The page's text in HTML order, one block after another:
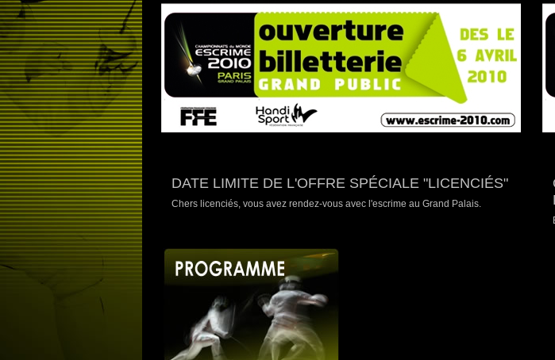
DATE LIMITE DE L'OFFRE SPÉCIALE "LICENCIÉS"
Chers licenciés, vous avez rendez-vous avec l'escrime au Grand Palais.